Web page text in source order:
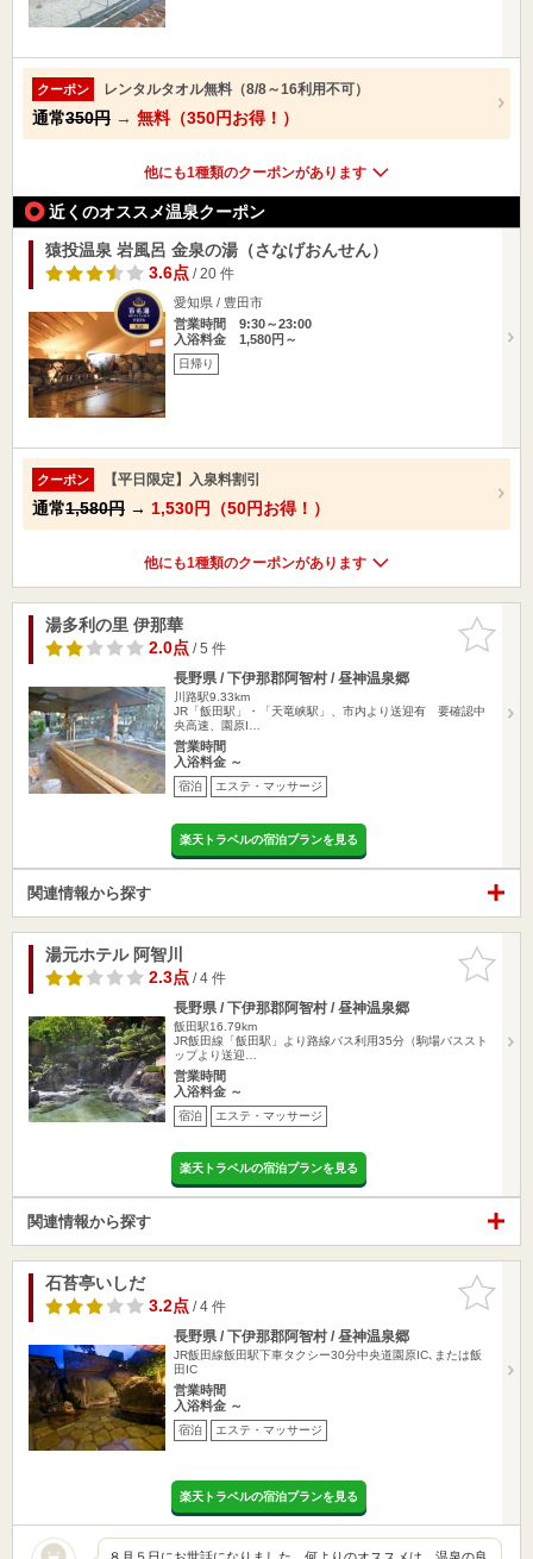
クーポン レンタルタオル無料（8/8～16利用不可）
通常350円 → 無料（350円お得！）
他にも1種類のクーポンがあります
近くのオススメ温泉クーポン
猿投温泉 岩風呂 金泉の湯（さなげおんせん）
3.6点/ 20 件
愛知県 / 豊田市
営業時間 9:30～23:00
入浴料金 1,580円～
日帰り
クーポン 【平日限定】入泉料割引
通常1,580円 → 1,530円（50円お得！）
他にも1種類のクーポンがあります
お気に入
りに追加
湯多利の里 伊那華
2.0点/ 5 件
長野県 / 下伊那郡阿智村 / 昼神温泉郷
川路駅9.33km
JR「飯田駅」・「天竜峡駅」、市内より送迎有 要確認中
央高速、園原I…
営業時間
入浴料金 ～
宿泊 エステ・マッサージ
楽天トラベルの宿泊プランを見る
関連情報から探す
お気に入
りに追加
湯元ホテル 阿智川
2.3点/ 4 件
長野県 / 下伊那郡阿智村 / 昼神温泉郷
飯田駅16.79km
JR飯田線「飯田駅」より路線バス利用35分（駒場バススト
ップより送迎…
営業時間
入浴料金 ～
宿泊 エステ・マッサージ
楽天トラベルの宿泊プランを見る
関連情報から探す
お気に入
りに追加
石苔亭いしだ
3.2点/ 4 件
長野県 / 下伊那郡阿智村 / 昼神温泉郷
JR飯田線飯田駅下車タクシー30分中央道園原IC､または飯
田IC
営業時間
入浴料金 ～
宿泊 エステ・マッサージ
楽天トラベルの宿泊プランを見る